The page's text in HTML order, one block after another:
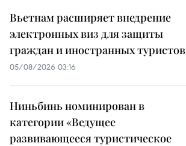
Вьетнам расширяет внедрение
электронных виз для защиты
граждан и иностранных туристов
05/08/2026 03:16
Ниньбинь номинирован в
категории «Ведущее
развивающееся туристическое